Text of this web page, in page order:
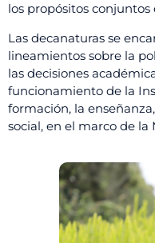
los propósitos
Las decanaturas se
lineamientos sobre la
las decisiones
funcionamiento de la
formación, la
social, en el marco de la